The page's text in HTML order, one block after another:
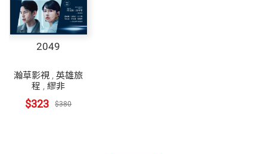
2049
瀚草影視 ,英雄旅
程 ,繆非
$323 $380